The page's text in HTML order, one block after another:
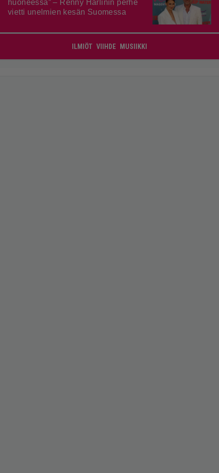
huoneessa” – Renny Harlinin perhe
vietti unelmien kesän Suomessa
ILMIÖT VIIHDE MUSIIKKI